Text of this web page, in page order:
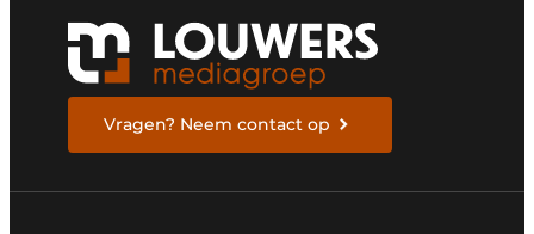
Vragen? Neem contact op